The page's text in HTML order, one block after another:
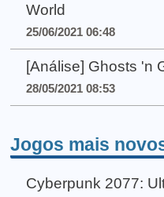
World
25/06/2021 06:48
[Análise] Ghosts 'n
28/05/2021 08:53
Jogos mais
Cyberpunk 2077: